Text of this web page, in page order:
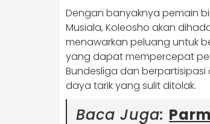
Dengan banyaknya pemain
Musiala, Koleosho akan
menawarkan peluang untuk
yang dapat mempercepat
Bundesliga dan
daya tarik yang sulit ditolak.
Baca Juga: